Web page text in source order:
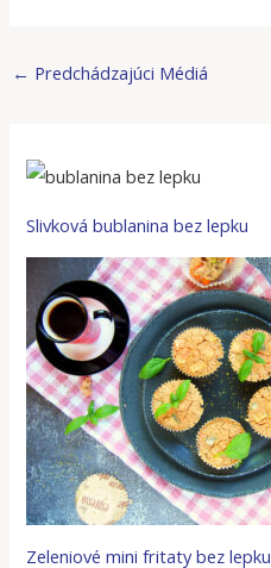
← Predchádzajúci Médiá
Slivková bublanina bez lepku
Zeleniové mini fritaty bez lepku